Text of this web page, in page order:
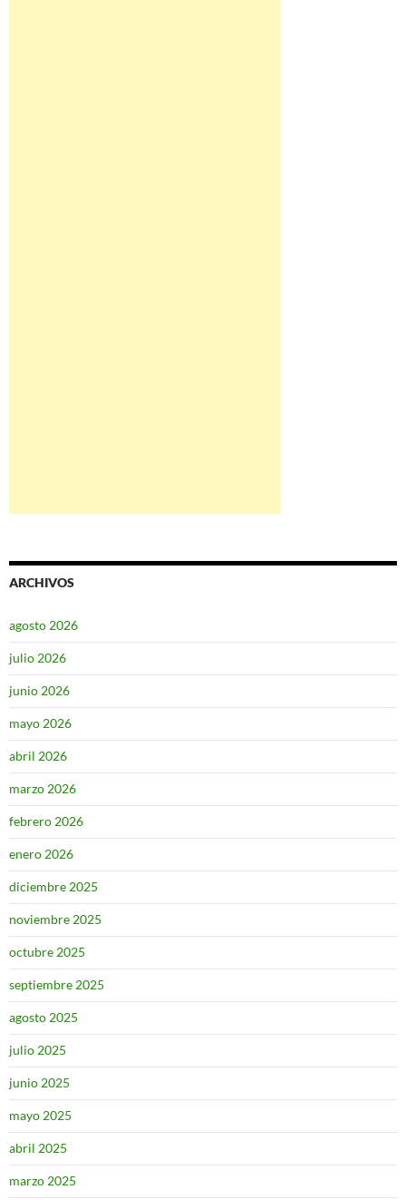
ARCHIVOS
agosto 2026
julio 2026
junio 2026
mayo 2026
abril 2026
marzo 2026
febrero 2026
enero 2026
diciembre 2025
noviembre 2025
octubre 2025
septiembre 2025
agosto 2025
julio 2025
junio 2025
mayo 2025
abril 2025
marzo 2025